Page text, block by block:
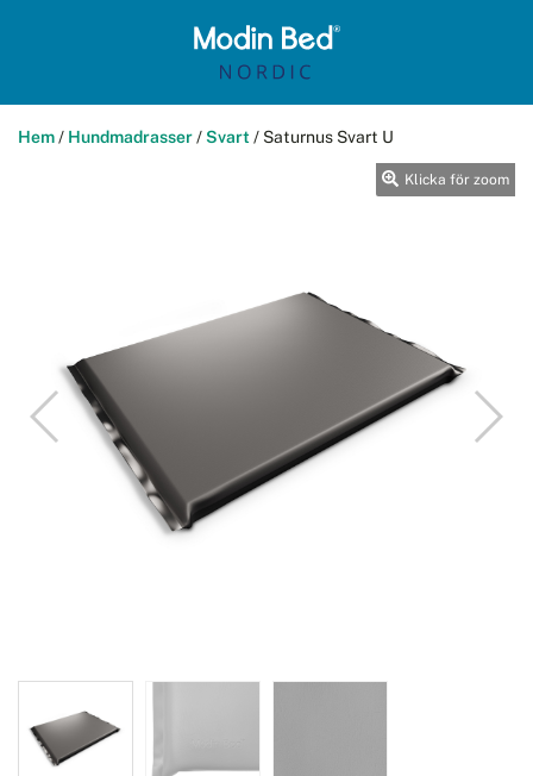
Hem/ Hundmadrasser/Svart / Saturnus Svart U
Klicka för zoom